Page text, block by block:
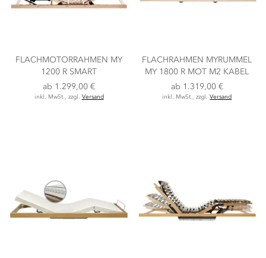
FLACHMOTORRAHMEN MY
1200 R SMART
ab 1.299,00 €
inkl. MwSt., zzgl. Versand
FLACHRAHMEN MYRUMMEL
MY 1800 R MOT M2 KABEL
ab 1.319,00 €
inkl. MwSt., zzgl.Versand